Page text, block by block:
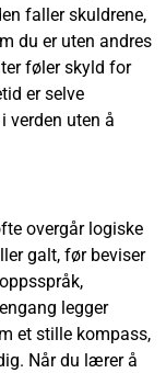
faller skuldrene,
du er uten andres
føler skyld for
er selve
verden uten å
overgår logiske
galt, før beviser
legger
et stille kompass,
Når du lærer å